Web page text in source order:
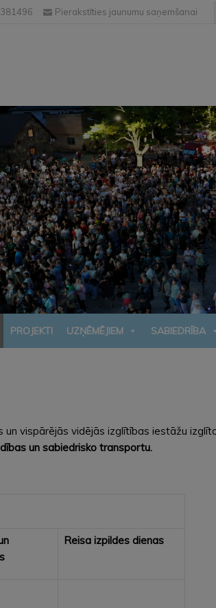
Pierakstīties jaunumu saņemšanai
PROJEKTI UZŅĒMĒJIEM SABIEDRĪBA
vispārējās vidējās izglītības iestāžu
un sabiedrisko transportu.
Reisa izpildes dienas